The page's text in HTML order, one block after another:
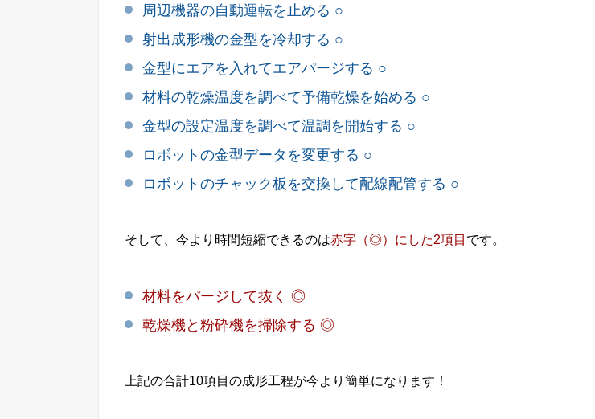
周辺機器の自動運転を止める ○
射出成形機の金型を冷却する ○
金型にエアを入れてエアパージする ○
材料の乾燥温度を調べて予備乾燥を始める ○
金型の設定温度を調べて温調を開始する ○
ロボットの金型データを変更する ○
ロボットのチャック板を交換して配線配管する ○
そして、今より時間短縮できるのは赤字（◎）にした2項目 です。
材料をパージして抜く ◎
乾燥機と粉砕機を掃除する ◎
上記の合計10項目の成形工程が今より簡単になります！